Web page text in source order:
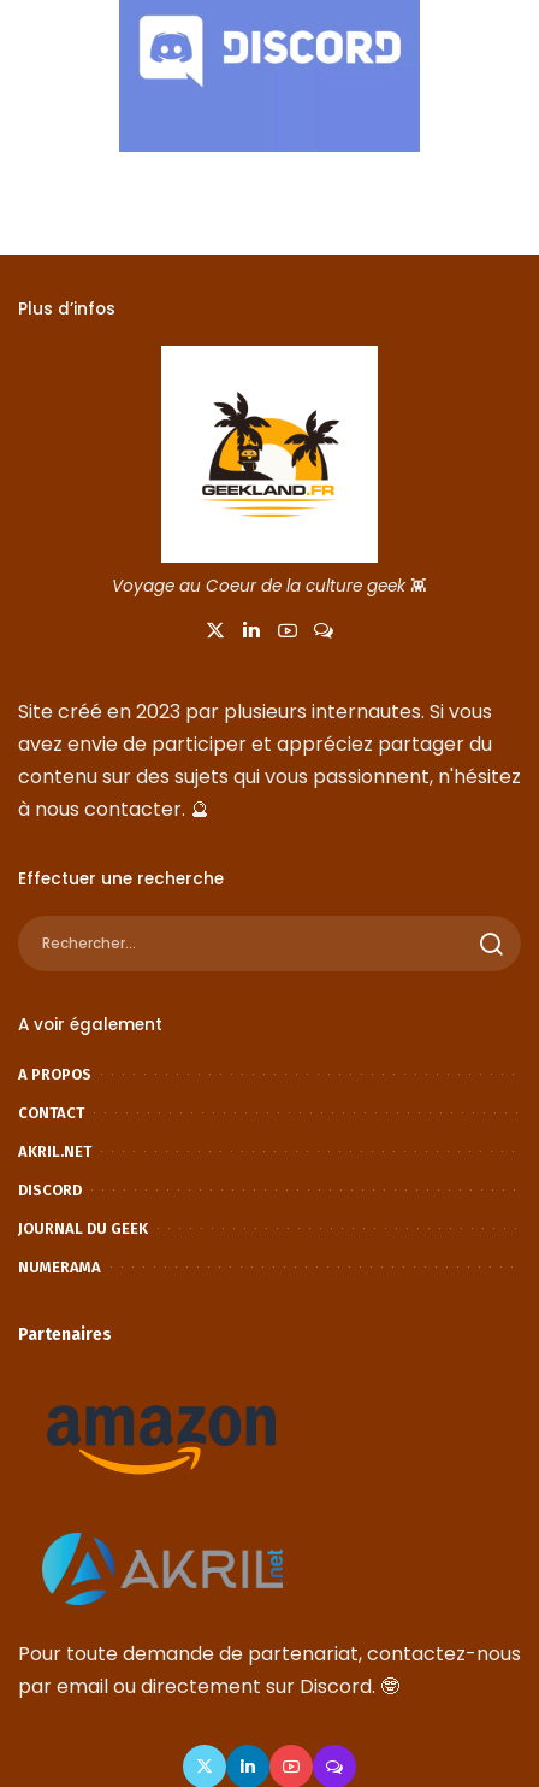
Plus d’infos
Voyage au Coeur de la culture geek👾
Site créé en 2023 par plusieurs internautes. Si vous
avez envie de participer et appréciez partager du
contenu sur des sujets qui vous passionnent, n'hésitez
à nouscontacter. 🔮
Effectuer une recherche
A voir également
A PROPOS
CONTACT
AKRIL.NET
DISCORD
JOURNAL DU GEEK
NUMERAMA
Partenaires
Pour toute demande de partenariat, contactez-nous
par email ou directement sur Discord. 🤓